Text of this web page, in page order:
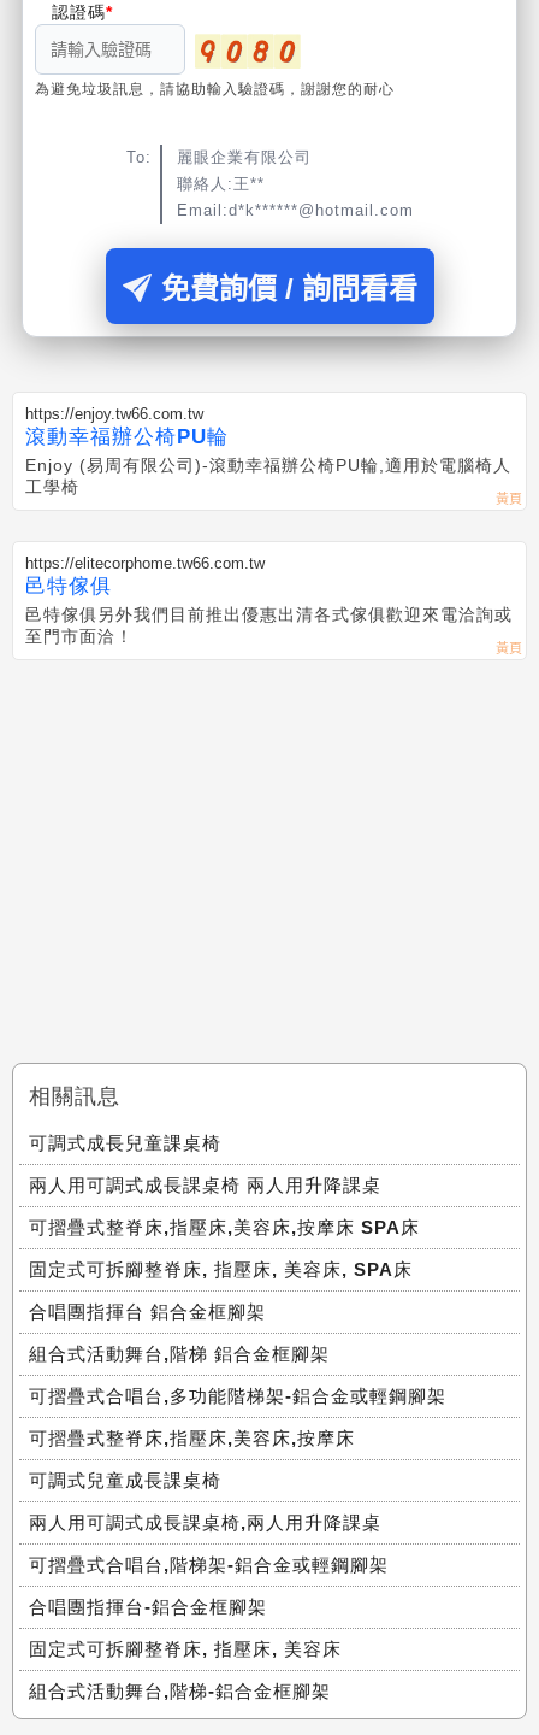
認證碼
為避免垃圾訊息，請協助輸入驗證碼，謝謝您的耐心
To:
麗眼企業有限公司
聯絡人:王**
Email:d*k******@hotmail.com
免費詢價 / 詢問看看
https://enjoy.tw66.com.tw
滾動幸福辦公椅PU輪
Enjoy (易周有限公司)-滾動幸福辦公椅PU輪,適用於電腦椅人
工學椅
https://elitecorphome.tw66.com.tw
邑特傢俱
邑特傢俱另外我們目前推出優惠出清各式傢俱歡迎來電洽詢或
至門市面洽！
相關訊息
可調式成長兒童課桌椅
兩人用可調式成長課桌椅 兩人用升降課桌
可摺疊式整脊床,指壓床,美容床,按摩床 SPA床
固定式可拆腳整脊床, 指壓床, 美容床, SPA床
合唱團指揮台 鋁合金框腳架
組合式活動舞台,階梯 鋁合金框腳架
可摺疊式合唱台,多功能階梯架-鋁合金或輕鋼腳架
可摺疊式整脊床,指壓床,美容床,按摩床
可調式兒童成長課桌椅
兩人用可調式成長課桌椅,兩人用升降課桌
可摺疊式合唱台,階梯架-鋁合金或輕鋼腳架
合唱團指揮台-鋁合金框腳架
固定式可拆腳整脊床, 指壓床, 美容床
組合式活動舞台,階梯-鋁合金框腳架